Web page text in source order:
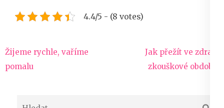
4.4/5 - (8 votes)
Navigace
pro
Žijeme rychle, vaříme
pomalu
Jak přežít ve zdraví
zkouškové období?